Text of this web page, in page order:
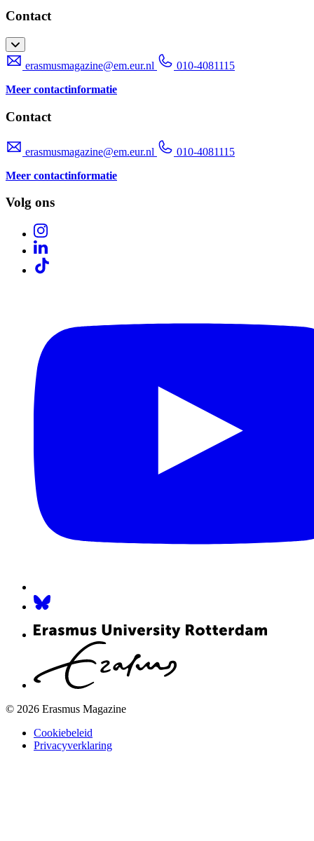
Contact
erasmusmagazine@em.eur.nl
010-4081115
Meer contactinformatie
Contact
erasmusmagazine@em.eur.nl
010-4081115
Meer contactinformatie
Volg ons
© 2026 Erasmus Magazine
Cookiebeleid
Privacyverklaring